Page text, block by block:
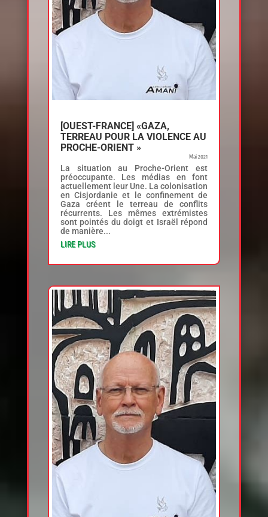
[OUEST-FRANCE] «GAZA,
TERREAU POUR LA VIOLENCE AU
PROCHE-ORIENT »
Mai 2021
La situation au Proche-Orient est
préoccupante. Les médias en font
actuellement leur Une. La colonisation
en Cisjordanie et le confinement de
Gaza créent le terreau de conflits
récurrents. Les mêmes extrémistes
sont pointés du doigt et Israël répond
de manière...
LIRE PLUS